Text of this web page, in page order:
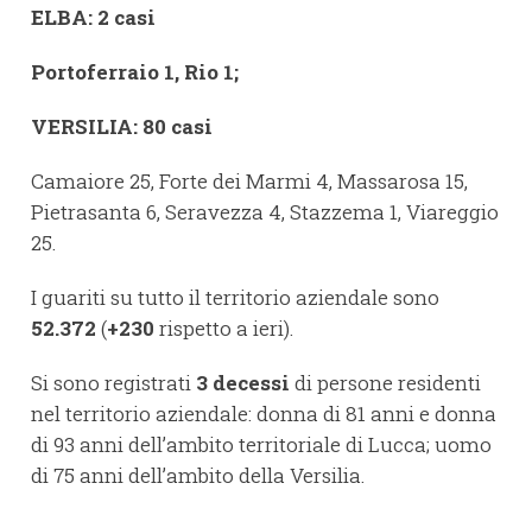
ELBA: 2 casi
Portoferraio 1, Rio 1;
VERSILIA: 80 casi
Camaiore 25, Forte dei Marmi 4, Massarosa 15,
Pietrasanta 6, Seravezza 4, Stazzema 1, Viareggio
25.
I guariti su tutto il territorio aziendale sono
52.372 (+230 rispetto a ieri).
Si sono registrati 3 decessi di persone residenti
nel territorio aziendale: donna di 81 anni e donna
di 93 anni dell’ambito territoriale di Lucca; uomo
di 75 anni dell’ambito della Versilia.